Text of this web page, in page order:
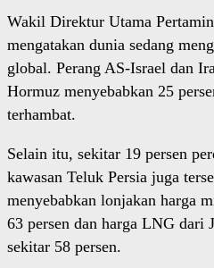
Wakil Direktur Utama
mengatakan dunia sedang
global. Perang AS-Israel dan
Hormuz menyebabkan 25
terhambat.
Selain itu, sekitar 19 persen
kawasan Teluk Persia juga
menyebabkan lonjakan harga
63 persen dan harga LNG dari
sekitar 58 persen.